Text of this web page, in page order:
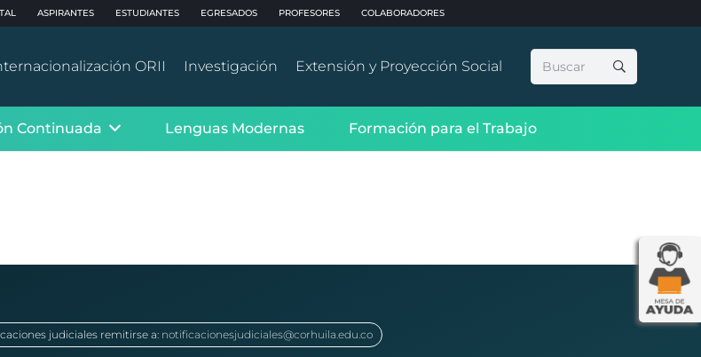
ASPIRANTES ESTUDIANTES EGRESADOS PROFESORES COLABORADORES
ORII Investigación Extensión y Proyección Social Buscar:
Continuada Lenguas Modernas Formación para el Trabajo
judiciales remitirse a: notificacionesjudiciales@corhuila.edu.co